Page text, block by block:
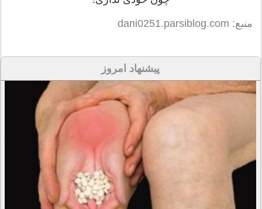
منبع: dani0251.parsiblog.com
پیشنهاد امروز